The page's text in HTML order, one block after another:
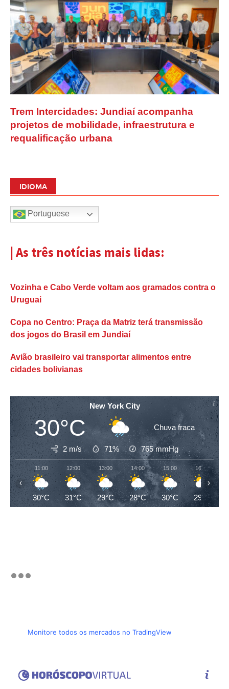
Trem Intercidades: Jundiaí acompanha
projetos de mobilidade, infraestrutura e
requalificação urbana
IDIOMA
Portuguese
| As três notícias mais lidas:
Vozinha e Cabo Verde voltam aos gramados contra o
Uruguai
Copa no Centro: Praça da Matriz terá transmissão
dos jogos do Brasil em Jundiaí
Avião brasileiro vai transportar alimentos entre
cidades bolivianas
New York City
30°C Chuva fraca
2 m/s 71% 765mmHg
11:00
30°C
12:00
31°C
13:00
29°C
14:00
28°C
15:00
30°C
16:00
29°C
‹ ›
Monitore todos os mercados no TradingView